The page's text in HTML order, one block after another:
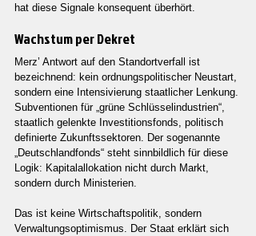
hat diese Signale konsequent überhört.
Wachstum per Dekret
Merz’ Antwort auf den Standortverfall ist
bezeichnend: kein ordnungspolitischer Neustart,
sondern eine Intensivierung staatlicher Lenkung.
Subventionen für „grüne Schlüsselindustrien“,
staatlich gelenkte Investitionsfonds, politisch
definierte Zukunftssektoren. Der sogenannte
„Deutschlandfonds“ steht sinnbildlich für diese
Logik: Kapitalallokation nicht durch Markt,
sondern durch Ministerien.
Das ist keine Wirtschaftspolitik, sondern
Verwaltungsoptimismus. Der Staat erklärt sich